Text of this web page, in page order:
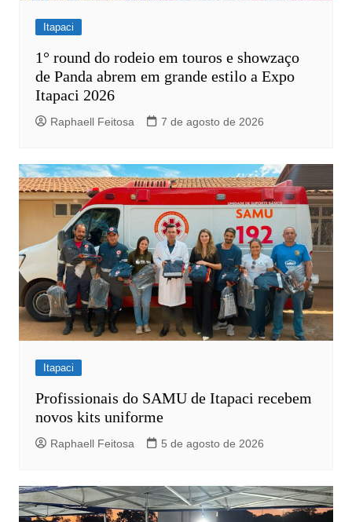
Itapaci
1° round do rodeio em touros e showzaço
de Panda abrem em grande estilo a Expo
Itapaci 2026
Raphaell Feitosa 7 de agosto de 2026
Itapaci
Profissionais do SAMU de Itapaci recebem
novos kits uniforme
Raphaell Feitosa 5 de agosto de 2026